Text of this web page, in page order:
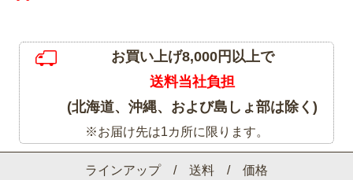
ラインアップ / 送料 / 価格
お買い上げ8,000円以上で
送料当社負担
(北海道、沖縄、および島しょ部は除く)
※お届け先は1カ所に限ります。